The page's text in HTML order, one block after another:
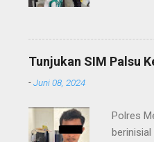
Heri
pidana,
Tunjukan SIM Palsu
-Juni 08, 2024
Polres
berinisial